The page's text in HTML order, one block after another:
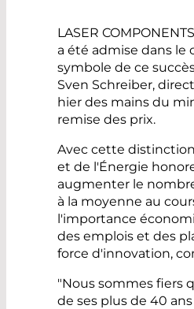
LASER
a été admise dans le
symbole de ce
Sven Schreiber,
hier des mains du
remise des prix.
Avec cette
et de l'Énergie
augmenter le
à la moyenne au
l'importance
des emplois et des
force d'innovation,
"Nous sommes fiers
de ses plus de 40